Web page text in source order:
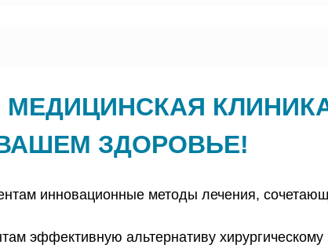
ЗДОРОВЬЕ!
инновационные методы лечения,
эффективную альтернативу хирургическому